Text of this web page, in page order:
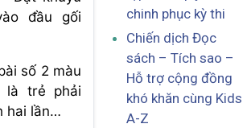
đầu gối
số 2 màu
là trẻ phải
hai lần…
chinh phục kỳ thi
Chiến dịch Đọc
sách – Tích sao –
Hỗ trợ cộng đồng
khó khăn cùng Kids
A-Z